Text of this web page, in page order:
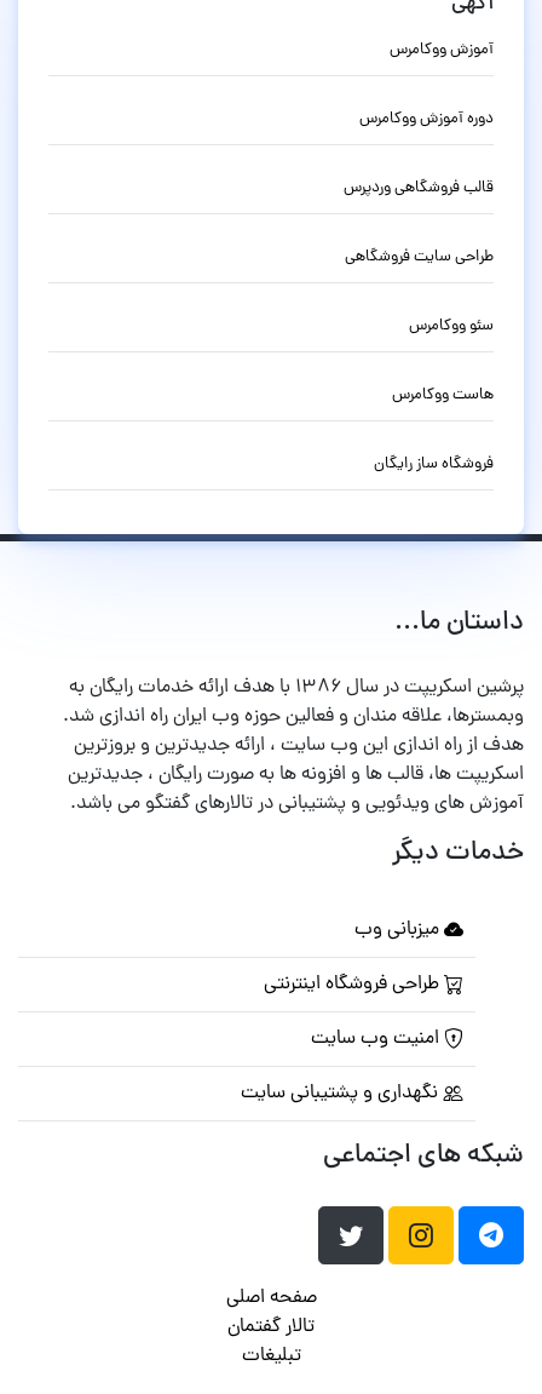
آموزش ووکامرس
دوره آموزش ووکامرس
قالب فروشگاهی وردپرس
طراحی سایت فروشگاهی
سئو ووکامرس
هاست ووکامرس
فروشگاه ساز رایگان
داستان ما...
پرشین اسکریپت در سال ۱۳۸۶ با هدف ارائه خدمات رایگان به
وبمسترها، علاقه مندان و فعالین حوزه وب ایران راه اندازی شد.
هدف از راه اندازی این وب سایت ، ارائه جدیدترین و بروزترین
اسکریپت ها، قالب ها و افزونه ها به صورت رایگان ، جدیدترین
آموزش های ویدئویی و پشتیبانی در تالارهای گفتگو می باشد.
خدمات دیگر
میزبانی وب
طراحی فروشگاه اینترنتی
امنیت وب سایت
نگهداری و پشتیبانی سایت
شبکه های اجتماعی
صفحه اصلی
تالار گفتمان
تبلیغات